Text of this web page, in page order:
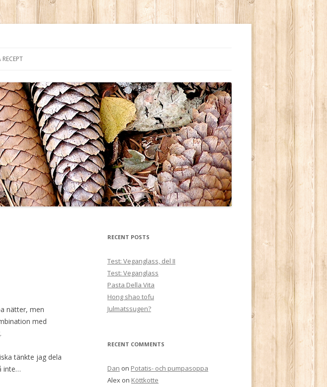
nätter, men
med
tänkte jag dela
inte…
RECENT POSTS
Test: Veganglass, del II
Test: Veganglass
Pasta Della Vita
Hong shao tofu
Julmatssugen?
RECENT COMMENTS
Dan on Potatis- och pumpasoppa
Alex on Köttkotte